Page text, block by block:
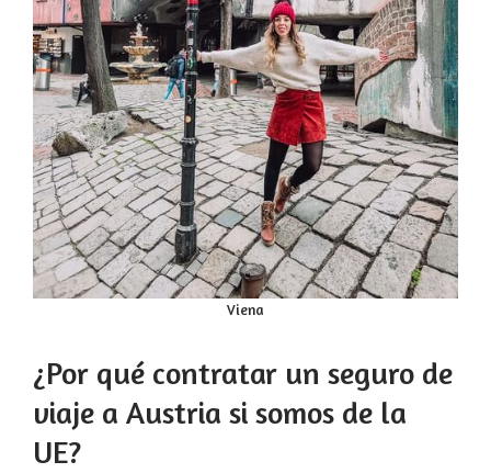
Viena
¿Por qué contratar un seguro de
viaje a Austria si somos de la
UE?